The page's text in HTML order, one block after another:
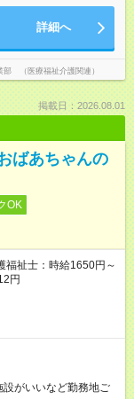
詳細へ
（医療福祉介護関連）
掲載日：2026.08.01
ばあちゃんの
OK
福祉士：時給1650円～
円
がいいなど勤務地ご